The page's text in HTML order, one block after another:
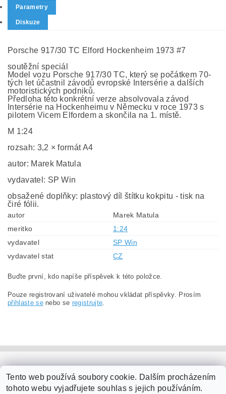
Parametry
Diskuze
Porsche 917/30 TC Elford Hockenheim 1973 #7
soutěžní speciál
Model vozu Porsche 917/30 TC, který se počátkem 70-
tých let účastnil závodů evropské Intersérie a dalších
motoristických podniků.
Předloha této konkrétní verze absolvovala závod
Intersérie na Hockenheimu v Německu v roce 1973 s
pilotem Vicem Elfordem a skončila na 1. místě.
M 1:24
rozsah: 3,2 × formát A4
autor: Marek Matula
vydavatel: SP Win
obsažené doplňky: plastový díl štítku kokpitu - tisk na
čiré fólii.
autor
Marek Matula
meritko
1:24
vydavatel
SP Win
vydavatel stat
CZ
Buďte první, kdo napíše příspěvek k této položce.
Pouze registrovaní uživatelé mohou vkládat příspěvky. Prosím
přihlaste senebo se registrujte.
Tento web používá soubory cookie. Dalším procházením
tohoto webu vyjadřujete souhlas s jejich používáním.